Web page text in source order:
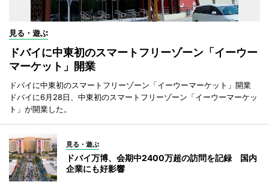
見る・遊ぶ
ドバイに中東初のスマートフリーゾーン「イーウー
マーケット」開業
ドバイに中東初のスマートフリーゾーン「イーウーマーケット」開業
ドバイに6月28日、中東初のスマートフリーゾーン「イーウーマーケッ
ト」が開業した。
見る・遊ぶ
ドバイ万博、会期中2400万超の訪問を記録 国内
企業にも好影響